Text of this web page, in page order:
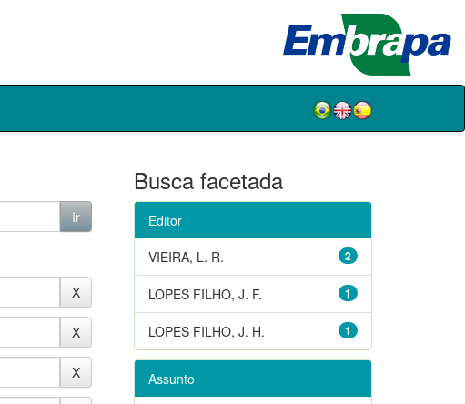
Busca facetada
Editor
2
VIEIRA, L. R.
1
LOPES FILHO, J. F.
1
LOPES FILHO, J. H.
Assunto